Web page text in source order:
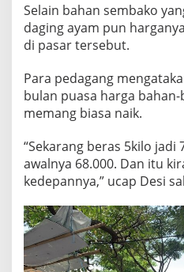
N
G
N
A
Selain bahan sembako
daging ayam pun
di pasar tersebut.
Para pedagang
bulan puasa harga
memang biasa naik.
“Sekarang beras 5kilo jadi
awalnya 68.000. Dan itu
kedepannya,” ucap Desi